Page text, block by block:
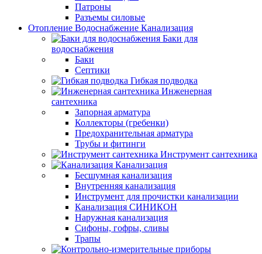
Патроны
Разъемы силовые
Отопление Водоснабжение Канализация
Баки для
водоснабжения
Баки
Септики
Гибкая подводка
Инженерная
сантехника
Запорная арматура
Коллекторы (гребенки)
Предохранительная арматура
Трубы и фитинги
Инструмент сантехника
Канализация
Бесшумная канализация
Внутренняя канализация
Инструмент для прочистки канализации
Канализация СИНИКОН
Наружная канализация
Сифоны, гофры, сливы
Трапы